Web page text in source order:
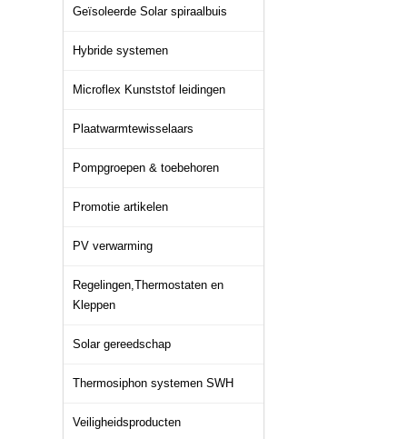
Geïsoleerde Solar spiraalbuis
Hybride systemen
Microflex Kunststof leidingen
Plaatwarmtewisselaars
Pompgroepen & toebehoren
Promotie artikelen
PV verwarming
Regelingen,Thermostaten en
Kleppen
Solar gereedschap
Thermosiphon systemen SWH
Veiligheidsproducten